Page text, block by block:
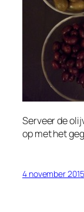
Serveer de
op met het
4 november 2015